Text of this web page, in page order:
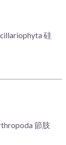
硅
節肢